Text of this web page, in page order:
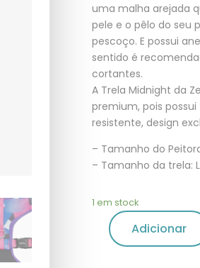
uma malha arejada
pele e o pêlo do seu
pescoço. E possui
sentido é
cortantes.
A Trela Midnight da
premium, pois
resistente, design
– Tamanho do
– Tamanho da trela: L
1 em stock
Adicionar